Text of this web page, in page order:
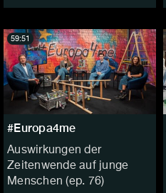
#Europa4me
Auswirkungen der
Zeitenwende auf junge
Menschen (ep. 76)
59:51